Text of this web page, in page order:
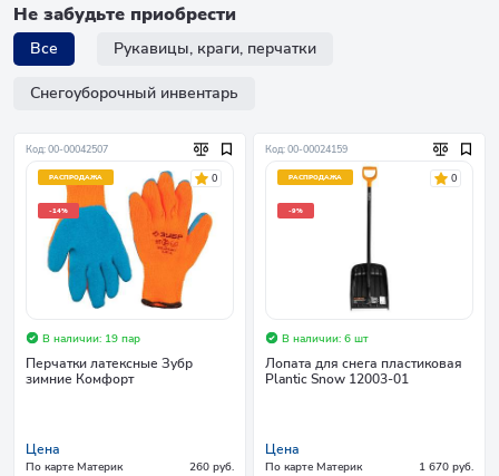
Не забудьте приобрести
Все Рукавицы, краги, перчатки
Снегоуборочный инвентарь
Код: 00-00042507
РАСПРОДАЖА
-14%
0
В наличии: 19 пар
Перчатки латексные Зубр
зимние Комфорт
Цена
По карте Материк
260 руб.
Код: 00-00024159
РАСПРОДАЖА
-9%
0
В наличии: 6 шт
Лопата для снега пластиковая
Plantic Snow 12003-01
Цена
По карте Материк
1 670 руб.